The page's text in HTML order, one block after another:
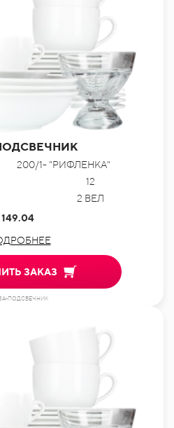
200/1- "РИФЛЕНКА"
12
2 ВЕЛ
149.04
ЗАКАЗ
ПОДСВЕЧНИК